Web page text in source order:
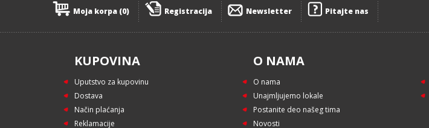
Moja korpa (0) Registracija Newsletter Pitajte nas
KUPOVINA
Uputstvo za kupovinu
Dostava
Način plaćanja
Reklamacije
O NAMA
O nama
Unajmljujemo lokale
Postanite deo našeg tima
Novosti